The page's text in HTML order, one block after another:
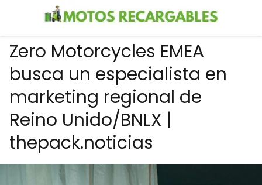
Zero Motorcycles EMEA
busca un especialista en
marketing regional de
Reino Unido/BNLX |
thepack.noticias